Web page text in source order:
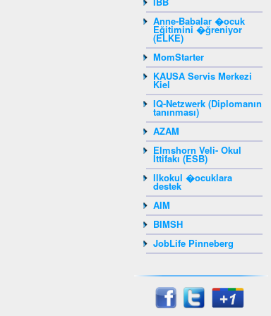
Anne-Babalar �ocuk
Eğitimini �ğreniyor
(ELKE)
MomStarter
KAUSA Servis Merkezi
Kiel
IQ-Netzwerk (Diplomanın
tanınması)
AZAM
Elmshorn Veli- Okul
İttifakı (ESB)
Ilkokul �ocuklara
destek
AIM
BIMSH
JobLife Pinneberg